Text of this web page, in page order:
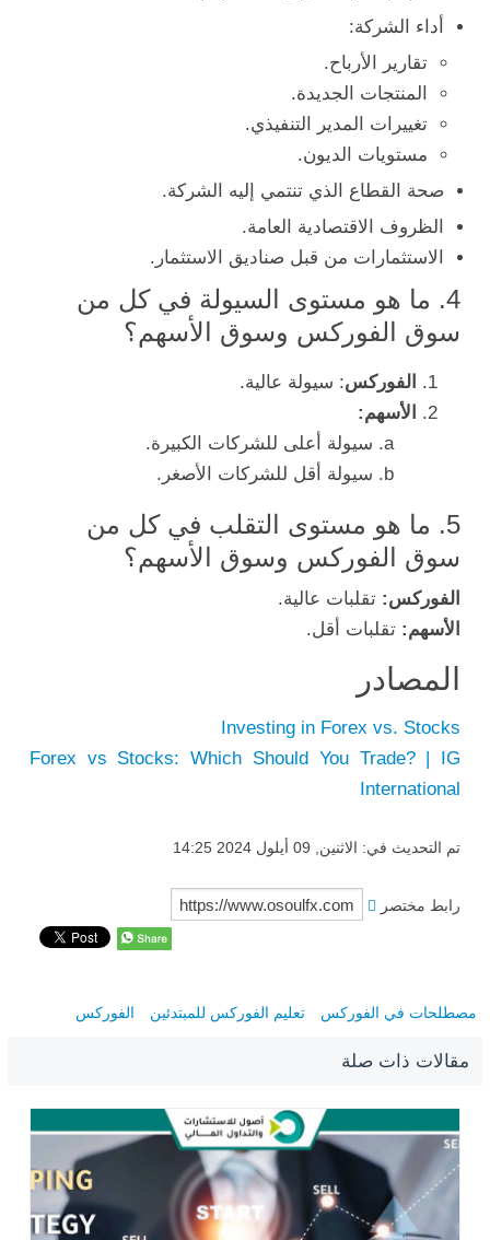
أداء الشركة:
تقارير الأرباح.
المنتجات الجديدة.
تغييرات المدير التنفيذي.
مستويات الديون.
صحة القطاع الذي تنتمي إليه الشركة.
الظروف الاقتصادية العامة.
الاستثمارات من قبل صناديق الاستثمار.
4. ما هو مستوى السيولة في كل من
سوق الفوركس وسوق الأسهم؟
الفوركس: سيولة عالية.
الأسهم:
سيولة أعلى للشركات الكبيرة.
سيولة أقل للشركات الأصغر.
5. ما هو مستوى التقلب في كل من
سوق الفوركس وسوق الأسهم؟
الفوركس: تقلبات عالية.
الأسهم: تقلبات أقل.
المصادر
Investing in Forex vs. Stocks
Forex vs Stocks: Which Should You Trade? | IG
International
تم التحديث في: الاثنين, 09 أيلول 2024 14:25
رابط مختصر
مصطلحات في الفوركس تعليم الفوركس للمبتدئين الفوركس
مقالات ذات صلة